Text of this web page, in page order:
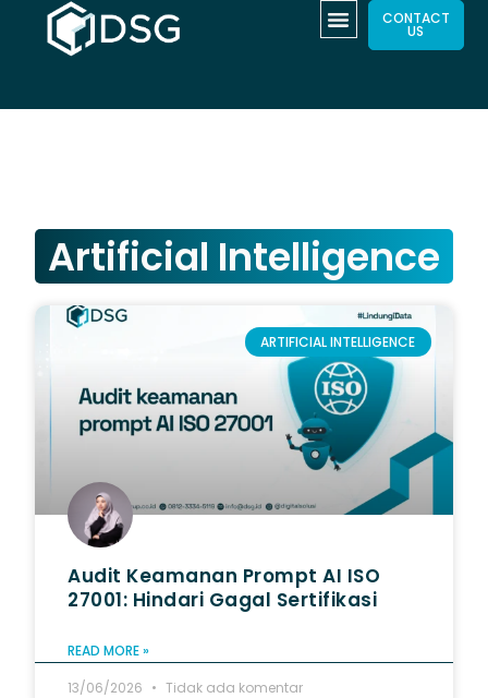
CONTACT
US
Artificial Intelligence
ARTIFICIAL INTELLIGENCE
Audit Keamanan Prompt AI ISO
27001: Hindari Gagal Sertifikasi
READ MORE »
13/06/2026
Tidak ada komentar